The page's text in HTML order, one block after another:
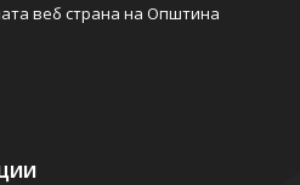
веб страна на Општина